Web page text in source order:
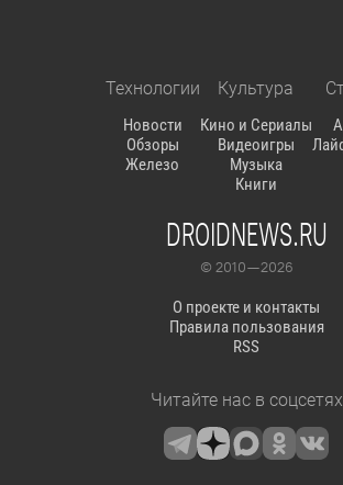
DROIDNEWS.RU
© 2010 — 2026
О проекте и контакты
Правила пользования
RSS
Технологии
Новости
Обзоры
Железо
Культура
Кино и Сериалы
Видеоигры
Музыка
Книги
Читайте нас в соцсетях